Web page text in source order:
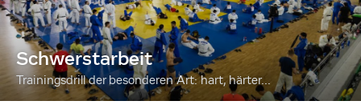
Schwerstarbeit
Trainingsdrill der besonderen Art: hart, härter...